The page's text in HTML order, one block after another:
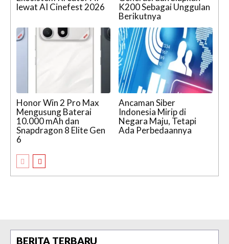
lewat AI Cinefest 2026
K200 Sebagai Unggulan
Berikutnya
Honor Win 2 Pro Max
Mengusung Baterai
10.000 mAh dan
Snapdragon 8 Elite Gen
6
Ancaman Siber
Indonesia Mirip di
Negara Maju, Tetapi
Ada Perbedaannya
BERITA TERBARU